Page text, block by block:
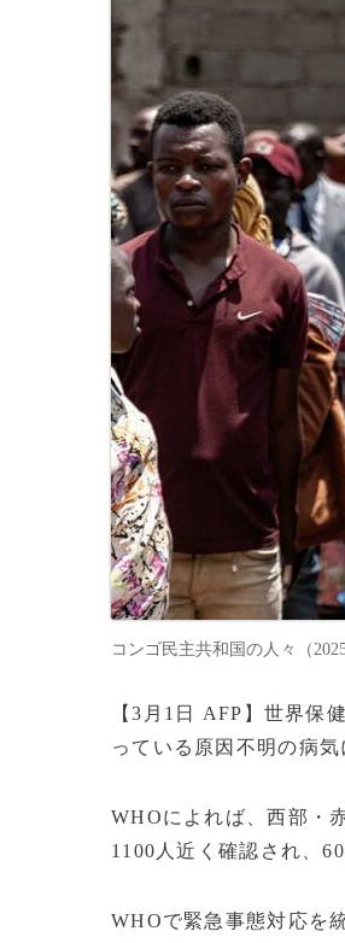
コンゴ民主共和国の人々（
【3月1日 AFP】世界保
っている原因不明の病
WHOによれば、西部・
1100人近く確認され、
WHOで緊急事態対応を